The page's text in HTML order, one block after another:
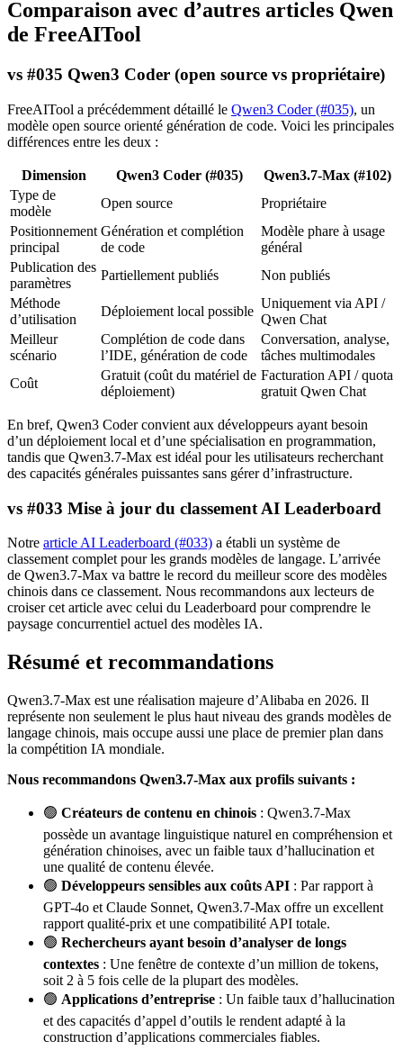
Comparaison avec d’autres articles Qwen
de FreeAITool
vs #035 Qwen3 Coder (open source vs propriétaire)
FreeAITool a précédemment détaillé le Qwen3 Coder (#035), un
modèle open source orienté génération de code. Voici les principales
différences entre les deux :
Dimension Qwen3 Coder (#035)
Qwen3.7-Max (#102)
Type de
modèle
Open source
Propriétaire
Positionnement
principal
Génération et complétion
de code
Modèle phare à usage
général
Publication des
paramètres
Partiellement publiés
Non publiés
Méthode
d’utilisation
Déploiement local possible
Uniquement via API /
Qwen Chat
Meilleur
scénario
Complétion de code dans
l’IDE, génération de code
Conversation, analyse,
tâches multimodales
Coût
Gratuit (coût du matériel de
déploiement)
Facturation API / quota
gratuit Qwen Chat
En bref, Qwen3 Coder convient aux développeurs ayant besoin
d’un déploiement local et d’une spécialisation en programmation,
tandis que Qwen3.7-Max est idéal pour les utilisateurs recherchant
des capacités générales puissantes sans gérer d’infrastructure.
vs #033 Mise à jour du classement AI Leaderboard
Notre article AI Leaderboard (#033) a établi un système de
classement complet pour les grands modèles de langage. L’arrivée
de Qwen3.7-Max va battre le record du meilleur score des modèles
chinois dans ce classement. Nous recommandons aux lecteurs de
croiser cet article avec celui du Leaderboard pour comprendre le
paysage concurrentiel actuel des modèles IA.
Résumé et recommandations
Qwen3.7-Max est une réalisation majeure d’Alibaba en 2026. Il
représente non seulement le plus haut niveau des grands modèles de
langage chinois, mais occupe aussi une place de premier plan dans
la compétition IA mondiale.
Nous recommandons Qwen3.7-Max aux profils suivants :
🟢 Créateurs de contenu en chinois : Qwen3.7-Max
possède un avantage linguistique naturel en compréhension et
génération chinoises, avec un faible taux d’hallucination et
une qualité de contenu élevée.
🟢 Développeurs sensibles aux coûts API : Par rapport à
GPT-4o et Claude Sonnet, Qwen3.7-Max offre un excellent
rapport qualité-prix et une compatibilité API totale.
🟢 Rechercheurs ayant besoin d’analyser de longs
contextes : Une fenêtre de contexte d’un million de tokens,
soit 2 à 5 fois celle de la plupart des modèles.
🟢 Applications d’entreprise : Un faible taux d’hallucination
et des capacités d’appel d’outils le rendent adapté à la
construction d’applications commerciales fiables.